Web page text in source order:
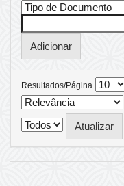
Resultados/Página